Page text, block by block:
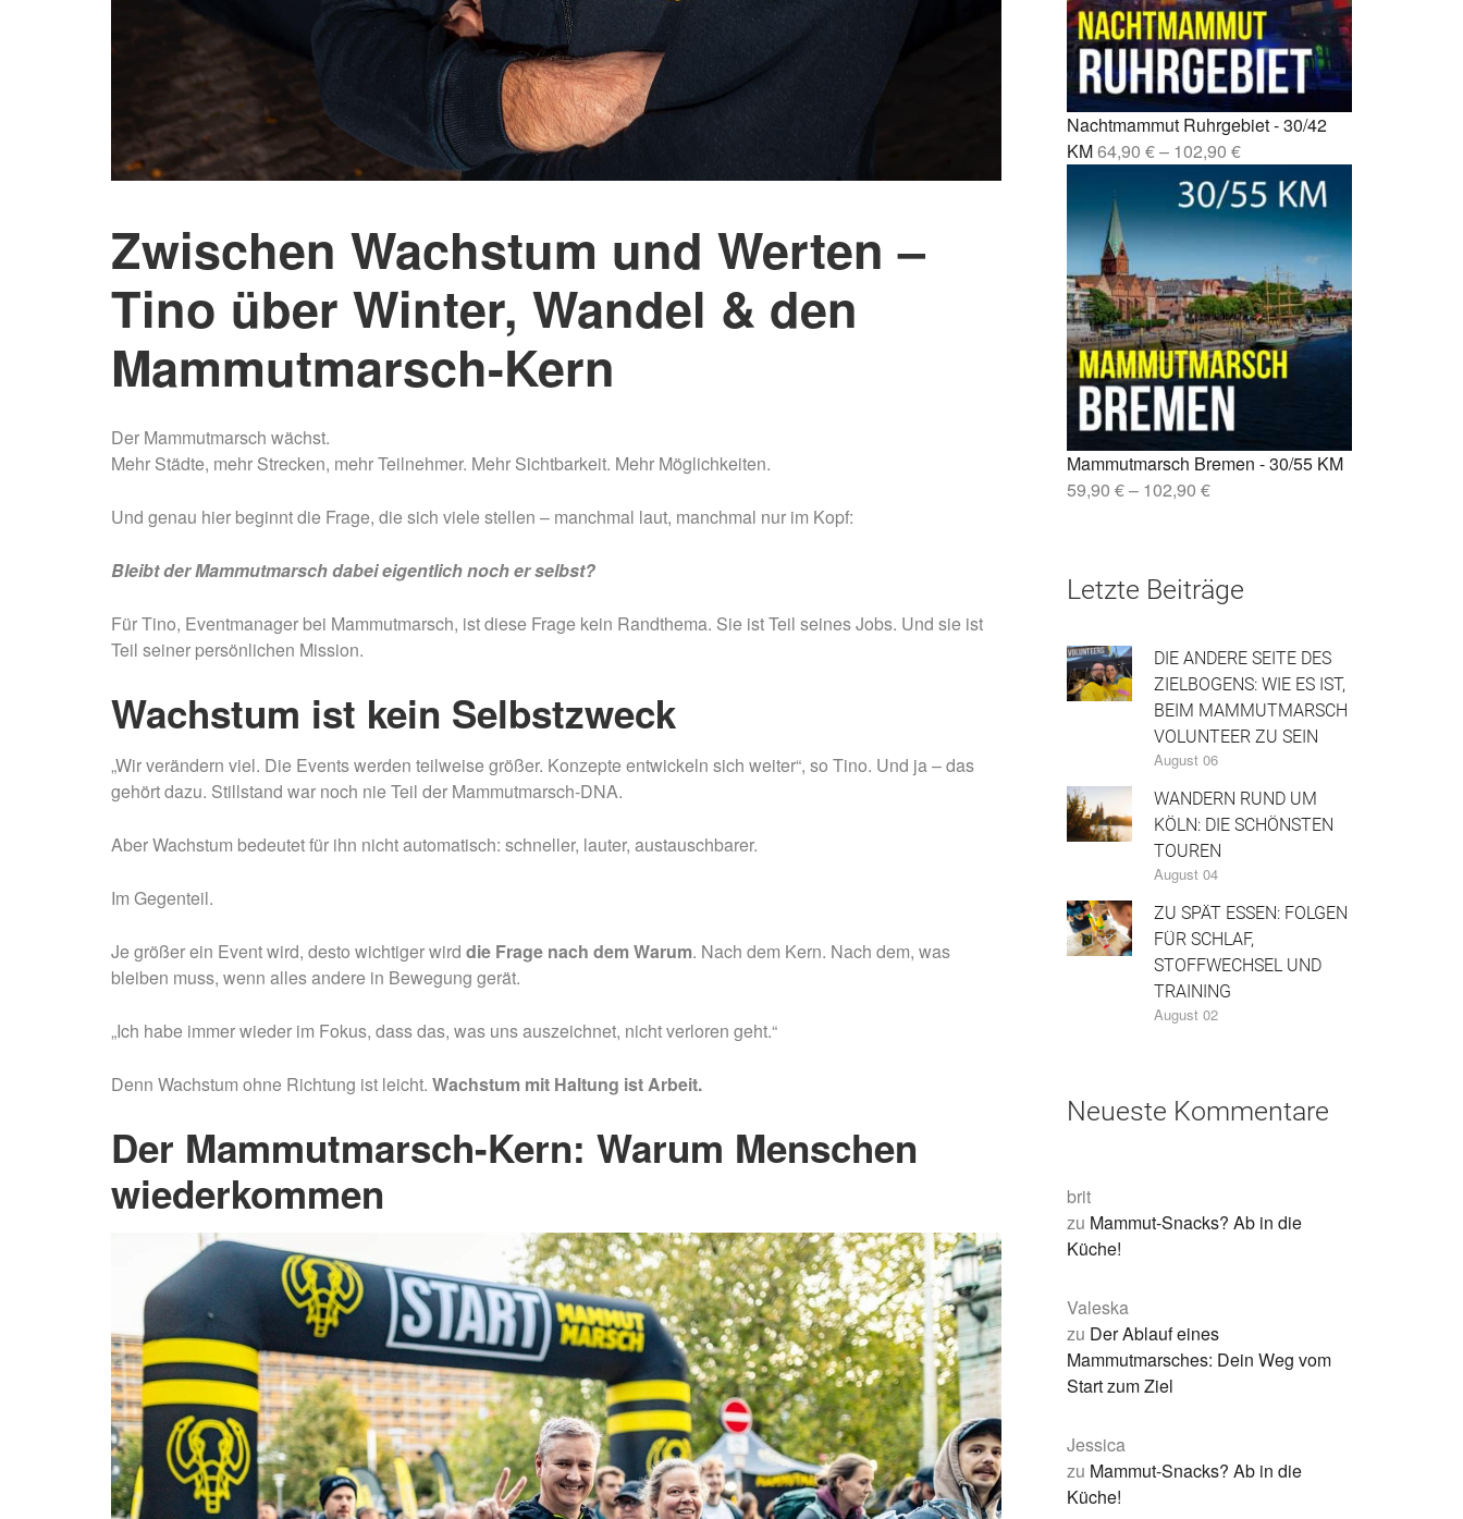
Mammutmarsch Nürnberg –
30/42/55 KM
30/50 KM
Nachtmammut Hamburg –
30/42 KM
Mammutmarsch Essen –
Mammutmarsch München –
Mammutmarsch alleine: Monas
Geschichte vom Alleinstarten
und trotzdem dazugehören
Zwischen Wachstum und Werten –
Tino über Winter, Wandel & den
Mammutmarsch-Kern
Der Mammutmarsch wächst.
Mehr Städte, mehr Strecken, mehr Teilnehmer. Mehr Sichtbarkeit. Mehr Möglichkeiten.
Und genau hier beginnt die Frage, die sich viele stellen – manchmal laut, manchmal nur im Kopf:
Bleibt der Mammutmarsch dabei eigentlich noch er selbst?
Für Tino, Eventmanager bei Mammutmarsch, ist diese Frage kein Randthema. Sie ist Teil seines Jobs. Und sie ist
Teil seiner persönlichen Mission.
Wachstum ist kein Selbstzweck
„Wir verändern viel. Die Events werden teilweise größer. Konzepte entwickeln sich weiter“, so Tino. Und ja – das
gehört dazu. Stillstand war noch nie Teil der Mammutmarsch-DNA.
Aber Wachstum bedeutet für ihn nicht automatisch: schneller, lauter, austauschbarer.
Im Gegenteil.
Je größer ein Event wird, desto wichtiger wird die Frage nach dem Warum. Nach dem Kern. Nach dem, was
bleiben muss, wenn alles andere in Bewegung gerät.
„Ich habe immer wieder im Fokus, dass das, was uns auszeichnet, nicht verloren geht.“
Denn Wachstum ohne Richtung ist leicht. Wachstum mit Haltung ist Arbeit.
Der Mammutmarsch-Kern: Warum Menschen
wiederkommen
Nachtmammut Ruhrgebiet - 30/42
KM64,90 €– 102,90 €
Mammutmarsch Bremen - 30/55 KM
59,90 €– 102,90 €
Letzte Beiträge
DIE ANDERE SEITE DES
ZIELBOGENS: WIE ES IST,
BEIM MAMMUTMARSCH
VOLUNTEER ZU SEIN
August 06
WANDERN RUND UM
KÖLN: DIE SCHÖNSTEN
TOUREN
August 04
ZU SPÄT ESSEN: FOLGEN
FÜR SCHLAF,
STOFFWECHSEL UND
TRAINING
August 02
Neueste Kommentare
brit
zu Mammut-Snacks? Ab in die
Küche!
Valeska
zu Der Ablauf eines
Mammutmarsches: Dein Weg vom
Start zum Ziel
Jessica
zu Mammut-Snacks? Ab in die
Küche!